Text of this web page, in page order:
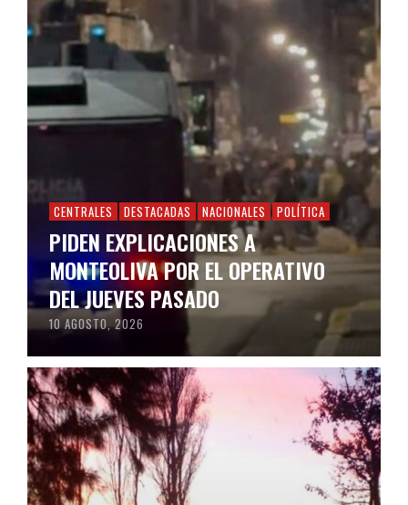
CENTRALES DESTACADAS NACIONALES POLÍTICA
PIDEN EXPLICACIONES A
MONTEOLIVA POR EL OPERATIVO
DEL JUEVES PASADO
10 AGOSTO, 2026